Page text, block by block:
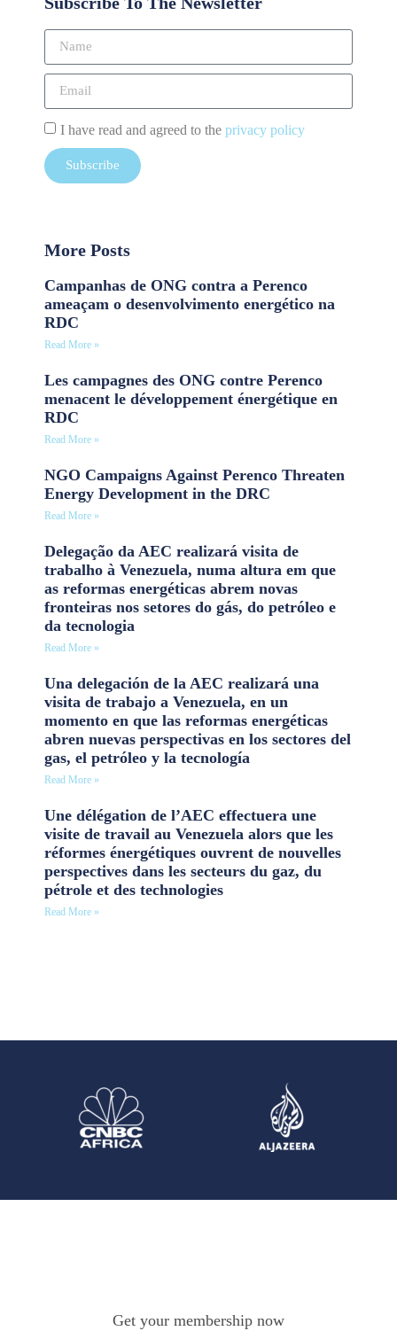
I have read and agreed to the privacy policy
Subscribe
More Posts
Campanhas de ONG contra a Perenco
ameaçam o desenvolvimento energético na
RDC
Read More »
Les campagnes des ONG contre Perenco
menacent le développement énergétique en
RDC
Read More »
NGO Campaigns Against Perenco Threaten
Energy Development in the DRC
Read More »
Delegação da AEC realizará visita de
trabalho à Venezuela, numa altura em que
as reformas energéticas abrem novas
fronteiras nos setores do gás, do petróleo e
da tecnologia
Read More »
Una delegación de la AEC realizará una
visita de trabajo a Venezuela, en un
momento en que las reformas energéticas
abren nuevas perspectivas en los sectores del
gas, el petróleo y la tecnología
Read More »
Une délégation de l’AEC effectuera une
visite de travail au Venezuela alors que les
réformes énergétiques ouvrent de nouvelles
perspectives dans les secteurs du gaz, du
pétrole et des technologies
Read More »
Get your membership now